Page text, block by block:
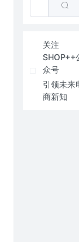
关注
SHOP++
众号
引领未来
商新知